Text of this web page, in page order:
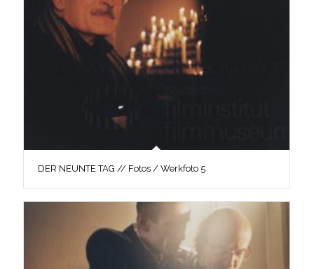
DER NEUNTE TAG // Fotos / Werkfoto 5